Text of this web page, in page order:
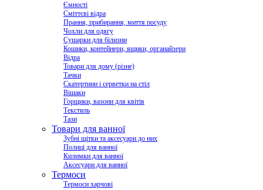
Ємності
Сміттєві відра
Прання, прибирання, миття посуду
Чохли для одягу
Сушарки для білизни
Кошики, контейнери, ящики, органайзери
Відра
Товари для дому (різне)
Тачки
Скатертини і серветки на стіл
Вішаки
Горщики, вазони для квітів
Текстиль
Тази
Товари для ванної
Зубні щітки та аксесуари до них
Полиці для ванної
Килимки для ванної
Аксесуари для ванної
Термоси
Термоси харчові